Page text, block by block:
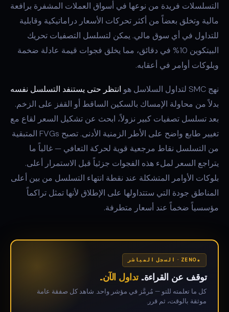
التسلسلات فريدة من نوعها في أسواق العملات المشفرة برافعة
مالية وتخلق بعضاً من أكثر تحركات الأسعار دراماتيكية وقابلية
للتداول في أي سوق مالي. يمكن لتسلسل التصفيات تحريك
البيتكوين 10% في دقائق، مما يخلق فجوات قيمة عادلة ضخمة
وبلوكات أوامر في أعقابه.
نهج SMC لتداول السلاسل هو
انتظر حتى يستنفد التسلسل نفسه
بدلاً من محاولة الإمساك بالسكين الساقط أو القفز على الزخم.
بعد تسلسل تصفيات كبير نزولاً، ابحث عن تشكيل السعر لقاع مع
تغيير طابع واضح على الأطر الزمنية الأدنى. تصبح FVGs المتبقية
من التسلسل نقاط مرجعية قوية لحركة التعافي — غالباً ما
يتراجع السعر لملء هذه الفجوات جزئياً قبل الاستمرار أعلى.
بلوكات الأوامر المتشكلة عند نقطة انتهاء التسلسل من بين أعلى
المناطق جودة التي ستتداولها على الإطلاق لأنها تمثل تراكماً
مؤسسياً ضخماً عند أسعار متطرفة.
ZENO · السجل المباشر
توقف عن القراءة.تداول الآن.
كل ما تعلمته للتو — مُرمَّز في مؤشر واحد. شاهد كل صفقة عامة
موثقة بالوقت، ثم قرر.